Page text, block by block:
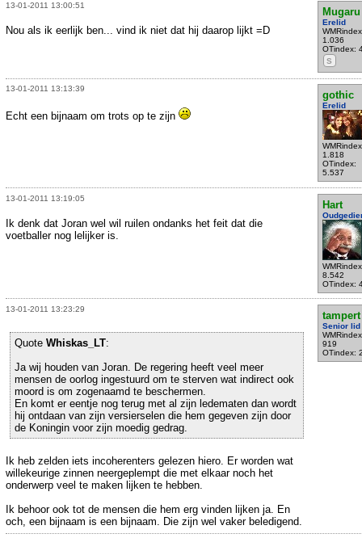
13-01-2011 13:00:51
Mugaru
Erelid
1.036
OTindex:
S
Nou als ik eerlijk ben... vind ik niet dat hij daarop lijkt =D
13-01-2011 13:13:39
gothic
Erelid
1.818
OTindex:
5.537
Echt een bijnaam om trots op te zijn
13-01-2011 13:19:05
Hart
8.542
OTindex:
Ik denk dat Joran wel wil ruilen ondanks het feit dat die
voetballer nog lelijker is.
13-01-2011 13:23:29
tampert
Senior lid
919
OTindex:
Quote Whiskas_LT:
Ja wij houden van Joran. De regering heeft veel meer
mensen de oorlog ingestuurd om te sterven wat indirect ook
moord is om zogenaamd te beschermen.
En komt er eentje nog terug met al zijn ledematen dan wordt
hij ontdaan van zijn versierselen die hem gegeven zijn door
de Koningin voor zijn moedig gedrag.
Ik heb zelden iets incoherenters gelezen hiero. Er worden wat
willekeurige zinnen neergeplempt die met elkaar noch het
onderwerp veel te maken lijken te hebben.
Ik behoor ook tot de mensen die hem erg vinden lijken ja. En
och, een bijnaam is een bijnaam. Die zijn wel vaker beledigend.